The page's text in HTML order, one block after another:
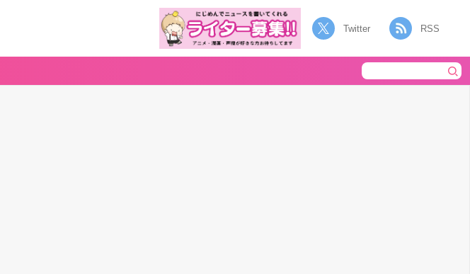
Twitter RSS